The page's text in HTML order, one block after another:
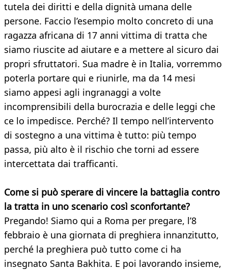
tutela dei diritti e della dignità umana delle
persone. Faccio l’esempio molto concreto di una
ragazza africana di 17 anni vittima di tratta che
siamo riuscite ad aiutare e a mettere al sicuro dai
propri sfruttatori. Sua madre è in Italia, vorremmo
poterla portare qui e riunirle, ma da 14 mesi
siamo appesi agli ingranaggi a volte
incomprensibili della burocrazia e delle leggi che
ce lo impedisce. Perché? Il tempo nell’intervento
di sostegno a una vittima è tutto: più tempo
passa, più alto è il rischio che torni ad essere
intercettata dai trafficanti.
Come si può sperare di vincere la battaglia contro
la tratta in uno scenario così sconfortante?
Pregando! Siamo qui a Roma per pregare, l’8
febbraio è una giornata di preghiera innanzitutto,
perché la preghiera può tutto come ci ha
insegnato Santa Bakhita. E poi lavorando insieme,